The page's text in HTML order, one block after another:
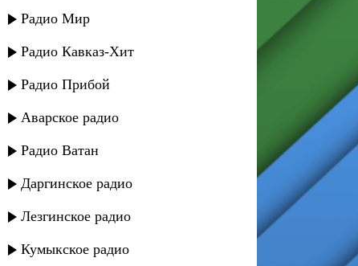
Радио Мир
Радио Кавказ-Хит
Радио Прибой
Аварское радио
Радио Ватан
Даргинское радио
Лезгинское радио
Кумыкское радио